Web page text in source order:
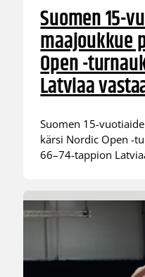
Suomen 15-
maajoukkue
Open -
Latviaa
Suomen 15-
kärsi Nordic Open -
66–74-tappion